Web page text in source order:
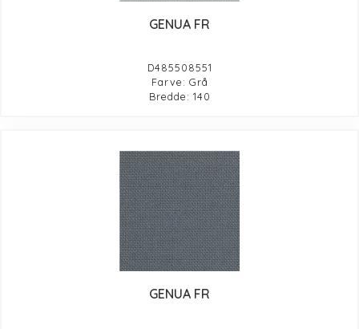
GENUA FR
D485508551
Farve: Grå
Bredde: 140
GENUA FR